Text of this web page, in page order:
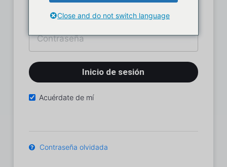
Acuérdate de mí
Contraseña olvidada
Close and do not switch language